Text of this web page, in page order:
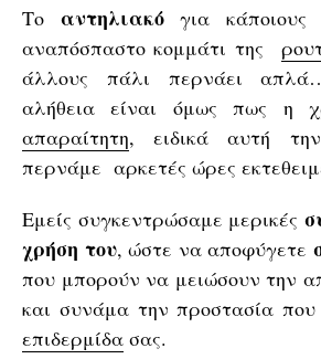
Το αντηλιακόγια
αναπόσπαστο κομμάτι της
άλλους πάλι περνάει
αλήθεια είναι όμως πως η
απαραίτητη, ειδικά αυτή
περνάμε αρκετές ώρες
Εμείς συγκεντρώσαμε μερικές
χρήση του, ώστε να αποφύγετε
που μπορούν να μειώσουν την
και συνάμα την προστασία
επιδερμίδα σας.